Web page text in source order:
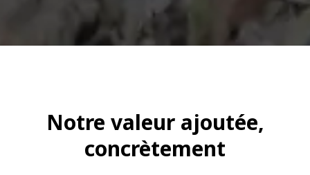
Notre valeur ajoutée,
concrètement